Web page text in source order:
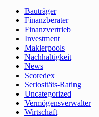
Bauträger
Finanzberater
Finanzvertrieb
Investment
Maklerpools
Nachhaltigkeit
News
Scoredex
Seriositäts-Rating
Uncategorized
Vermögensverwalter
Wirtschaft